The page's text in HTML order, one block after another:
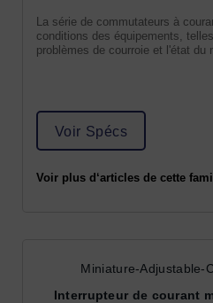
La série de commutateurs à
conditions des équipements,
problèmes de courroie et l'état du
Voir Spécs
Voir plus d‘articles de cette
Miniature-Adjustable-
Interrupteur de courant